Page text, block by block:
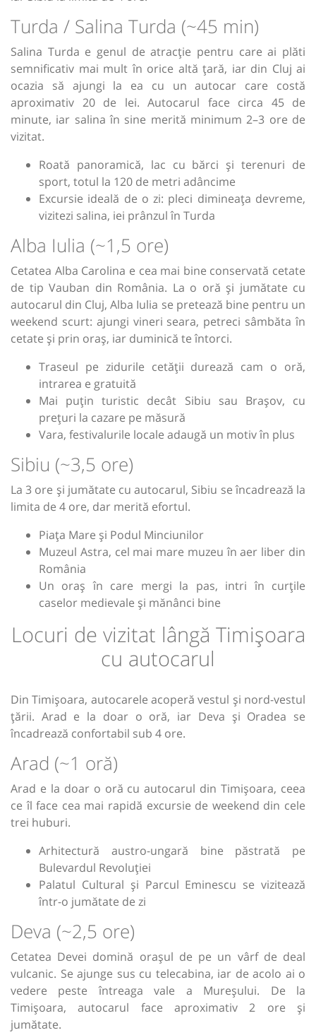
Turda / Salina Turda (~45 min)
Salina Turda e genul de atracție pentru care ai plăti
semnificativ mai mult în orice altă țară, iar din Cluj ai
ocazia să ajungi la ea cu un autocar care costă
aproximativ 20 de lei. Autocarul face circa 45 de
minute, iar salina în sine merită minimum 2–3 ore de
vizitat.
Roată panoramică, lac cu bărci și terenuri de
sport, totul la 120 de metri adâncime
Excursie ideală de o zi: pleci dimineața devreme,
vizitezi salina, iei prânzul în Turda
Alba Iulia (~1,5 ore)
Cetatea Alba Carolina e cea mai bine conservată cetate
de tip Vauban din România. La o oră și jumătate cu
autocarul din Cluj, Alba Iulia se pretează bine pentru un
weekend scurt: ajungi vineri seara, petreci sâmbăta în
cetate și prin oraș, iar duminică te întorci.
Traseul pe zidurile cetății durează cam o oră,
intrarea e gratuită
Mai puțin turistic decât Sibiu sau Brașov, cu
prețuri la cazare pe măsură
Vara, festivalurile locale adaugă un motiv în plus
Sibiu (~3,5 ore)
La 3 ore și jumătate cu autocarul, Sibiu se încadrează la
limita de 4 ore, dar merită efortul.
Piața Mare și Podul Minciunilor
Muzeul Astra, cel mai mare muzeu în aer liber din
România
Un oraș în care mergi la pas, intri în curțile
caselor medievale și mănânci bine
Locuri de vizitat lângă Timișoara
cu autocarul
Din Timișoara, autocarele acoperă vestul și nord-vestul
țării. Arad e la doar o oră, iar Deva și Oradea se
încadrează confortabil sub 4 ore.
Arad (~1 oră)
Arad e la doar o oră cu autocarul din Timișoara, ceea
ce îl face cea mai rapidă excursie de weekend din cele
trei huburi.
Arhitectură austro-ungară bine păstrată pe
Bulevardul Revoluției
Palatul Cultural și Parcul Eminescu se vizitează
într-o jumătate de zi
Deva (~2,5 ore)
Cetatea Devei domină orașul de pe un vârf de deal
vulcanic. Se ajunge sus cu telecabina, iar de acolo ai o
vedere peste întreaga vale a Mureșului. De la
Timișoara, autocarul face aproximativ 2 ore și
jumătate.